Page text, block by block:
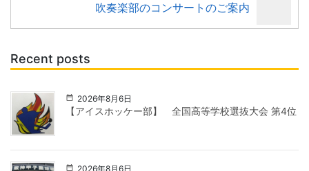
吹奏楽部のコンサートのご案内
Recent posts
2026年8月6日
【アイスホッケー部】 全国高等学校選抜大会 第4位
2026年8月6日